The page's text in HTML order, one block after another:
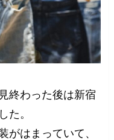
終わった後は新宿
た。
がはまっていて、